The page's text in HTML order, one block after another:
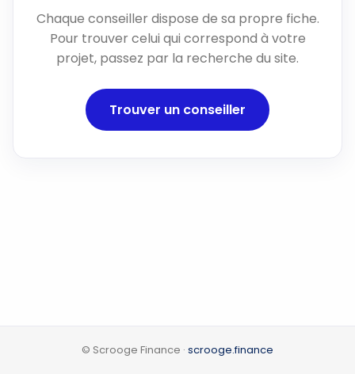
Chaque conseiller dispose de sa propre fiche.
Pour trouver celui qui correspond à votre
projet, passez par la recherche du site.
Trouver un conseiller
© Scrooge Finance · scrooge.finance